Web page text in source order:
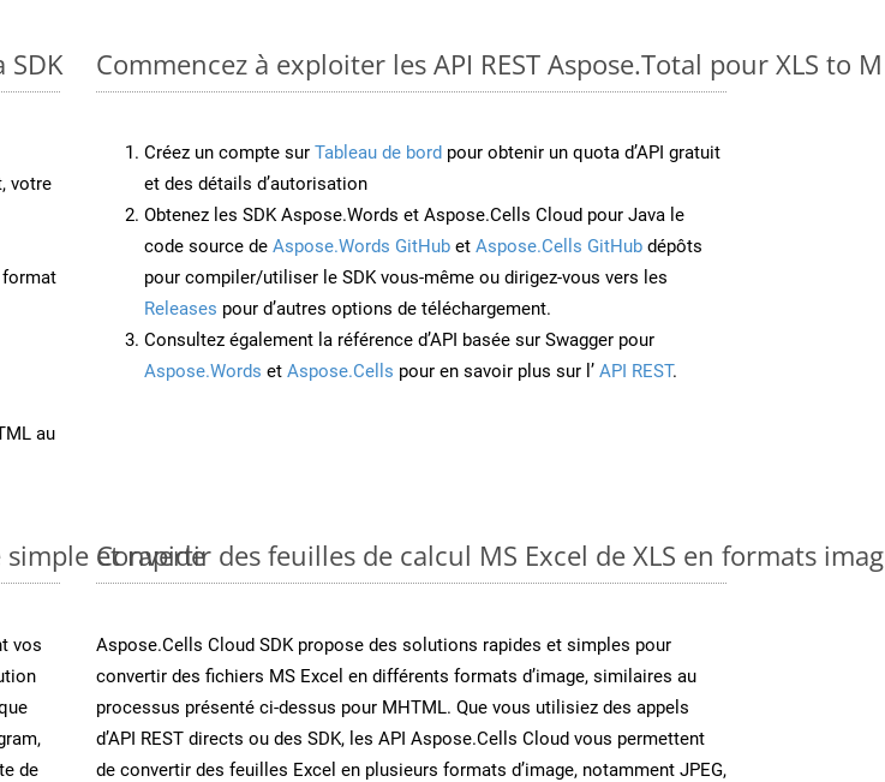
SDK
votre
format
au
Commencez à exploiter les API REST Aspose.Total pour XLS to
Créez un compte sur Tableau de bord pour obtenir un quota d’API gratuit
et des détails d’autorisation
Obtenez les SDK Aspose.Words et Aspose.Cells Cloud pour Java le
code source de Aspose.Words GitHub et Aspose.Cells GitHub dépôts
pour compiler/utiliser le SDK vous-même ou dirigez-vous vers les
Releases pour d’autres options de téléchargement.
Consultez également la référence d’API basée sur Swagger pour
Aspose.Words et Aspose.Cells pour en savoir plus sur l’ API REST.
simple et rapide
vos
de
Convertir des feuilles de calcul MS Excel de XLS en formats
Aspose.Cells Cloud SDK propose des solutions rapides et simples pour
convertir des fichiers MS Excel en différents formats d’image, similaires au
processus présenté ci-dessus pour MHTML. Que vous utilisiez des appels
d’API REST directs ou des SDK, les API Aspose.Cells Cloud vous permettent
de convertir des feuilles Excel en plusieurs formats d’image, notamment JPEG,